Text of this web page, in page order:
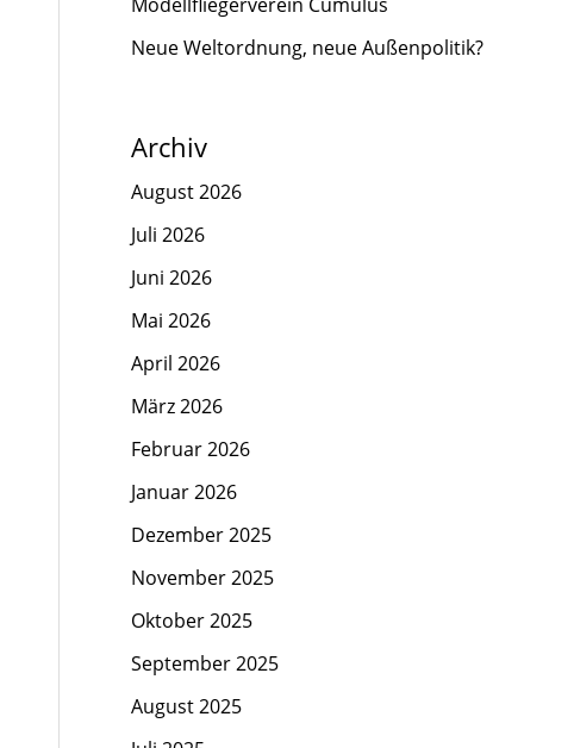
Neue Weltordnung, neue Außenpolitik?
Archiv
August 2026
Juli 2026
Juni 2026
Mai 2026
April 2026
März 2026
Februar 2026
Januar 2026
Dezember 2025
November 2025
Oktober 2025
September 2025
August 2025